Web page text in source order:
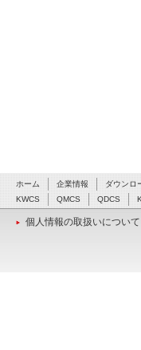
ホーム 企業情報 ダウンロ
KWCS
QMCS QDCS
個人情報の取扱いについて